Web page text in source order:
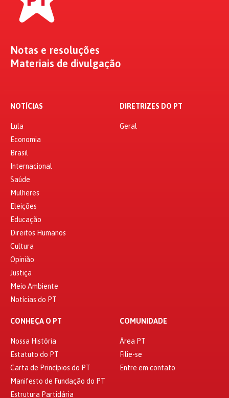
Notas e resoluções
Materiais de divulgação
NOTÍCIAS
Lula
Economia
Brasil
Internacional
Saúde
Mulheres
Eleições
Educação
Direitos Humanos
Cultura
Opinião
Justiça
Meio Ambiente
Notícias do PT
DIRETRIZES DO PT
Geral
CONHEÇA O PT
Nossa História
Estatuto do PT
Carta de Princípios do PT
Manifesto de Fundação do PT
Estrutura Partidária
COMUNIDADE
Área PT
Filie-se
Entre em contato